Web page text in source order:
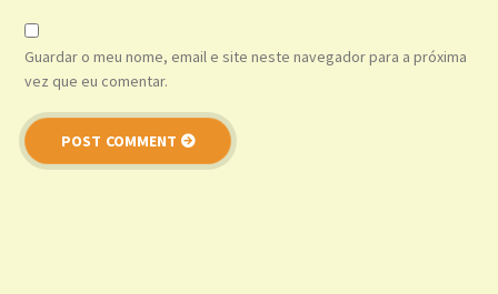
Guardar o meu nome, email e site neste navegador para a próxima
vez que eu comentar.